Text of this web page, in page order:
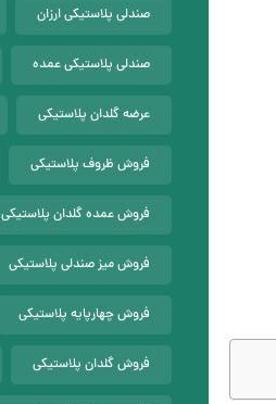
صندلی پلاستیکی ارزان
صندلی پلاستیکی عمده
عرضه گلدان پلاستیکی
فروش ظروف پلاستیکی
فروش عمده گلدان پلاستیکی
فروش میز صندلی پلاستیکی
فروش چهارپایه پلاستیکی
فروش گلدان پلاستیکی